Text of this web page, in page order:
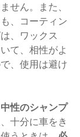
せん。また、
、コーティン
、ワックス
て、相性がよ
、使用は避け
性のシャンプ
十分に車をき